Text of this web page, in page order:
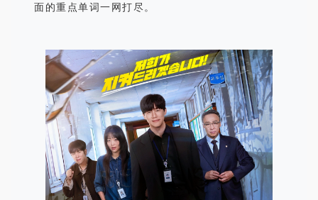
面的重点单词一网打尽。